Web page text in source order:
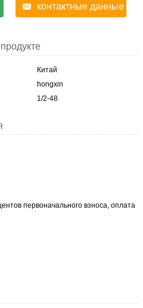
контактные данные
Китай
hongxin
1/2-48
первоначального взноса, оплата